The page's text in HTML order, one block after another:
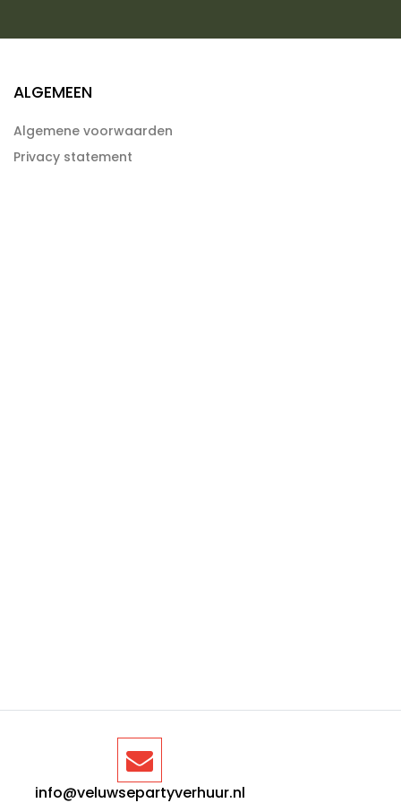
ALGEMEEN
Algemene voorwaarden
Privacy statement
info@veluwsepartyverhuur.nl